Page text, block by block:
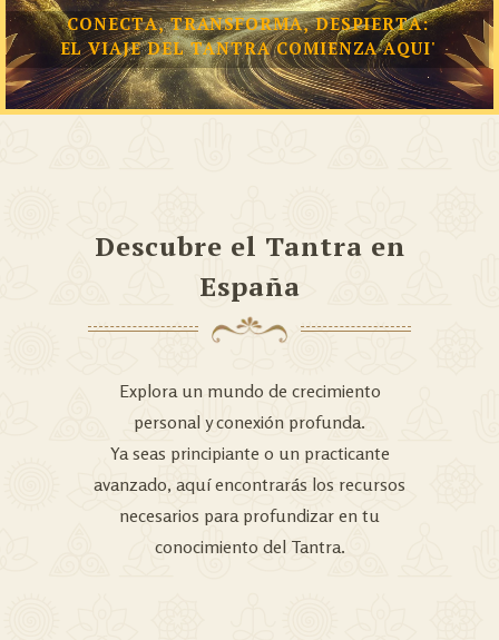
CONECTA, TRANSFORMA, DESPIERTA:
EL VIAJE DEL TANTRA COMIENZA AQUI'
Descubre el Tantra en
España
Explora un mundo de crecimiento
personal y conexión profunda.
Ya seas principiante o un practicante
avanzado, aquí encontrarás los recursos
necesarios para profundizar en tu
conocimiento del Tantra.